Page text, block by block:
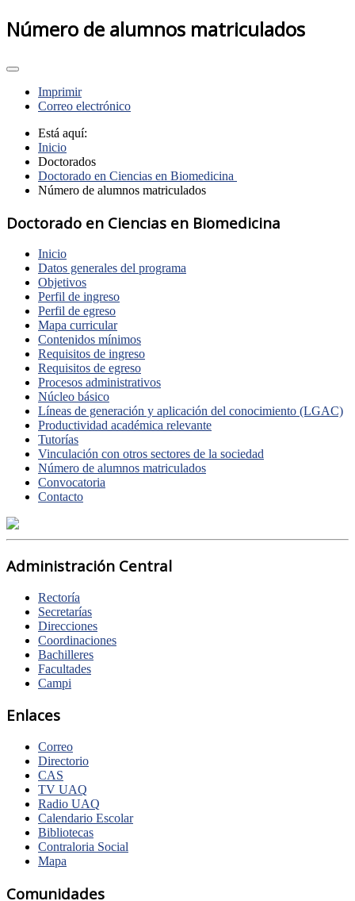
Número de alumnos matriculados
Imprimir
Correo electrónico
Está aquí:
Inicio
Doctorados
Doctorado en Ciencias en Biomedicina
Número de alumnos matriculados
Doctorado en Ciencias en Biomedicina
Inicio
Datos generales del programa
Objetivos
Perfil de ingreso
Perfil de egreso
Mapa curricular
Contenidos mínimos
Requisitos de ingreso
Requisitos de egreso
Procesos administrativos
Núcleo básico
Líneas de generación y aplicación del conocimiento (LGAC)
Productividad académica relevante
Tutorías
Vinculación con otros sectores de la sociedad
Número de alumnos matriculados
Convocatoria
Contacto
Administración Central
Rectoría
Secretarías
Direcciones
Coordinaciones
Bachilleres
Facultades
Campi
Enlaces
Correo
Directorio
CAS
TV UAQ
Radio UAQ
Calendario Escolar
Bibliotecas
Contraloria Social
Mapa
Comunidades